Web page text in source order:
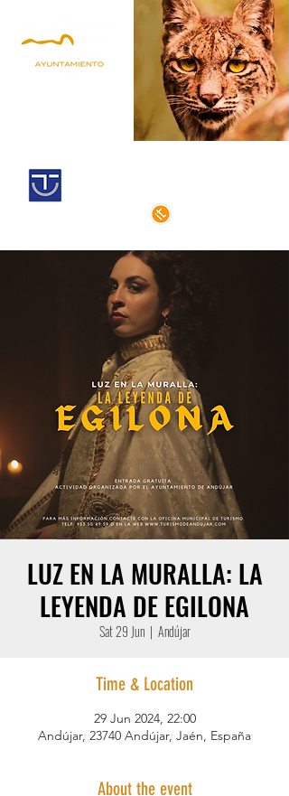
LUZ EN LA MURALLA: LA
LEYENDA DE EGILONA
Sat 29 Jun
  |
Andújar
Time & Location
29 Jun 2024, 22:00
Andújar, 23740 Andújar, Jaén, España
About the event